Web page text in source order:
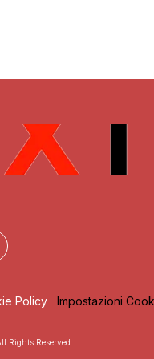
Policy Impostazioni
Rights Reserved